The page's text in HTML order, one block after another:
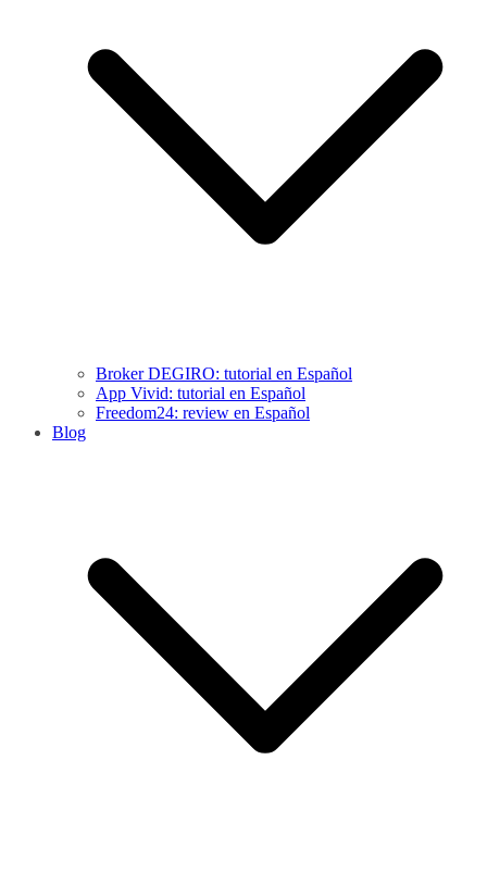
Broker DEGIRO: tutorial en Español
App Vivid: tutorial en Español
Freedom24: review en Español
Blog